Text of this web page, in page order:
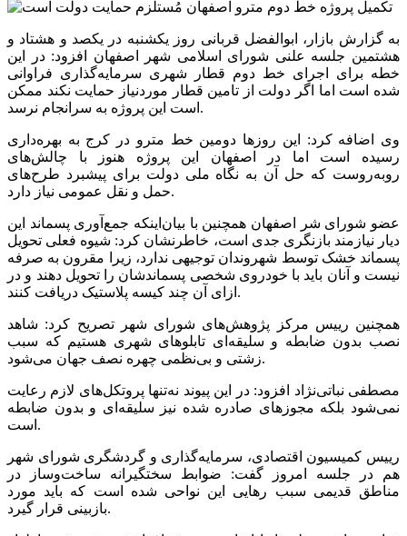
به گزارش بازار، ابوالفضل قربانی روز یکشنبه در یکصد و هشتاد و
هشتمین جلسه علنی شورای اسلامی شهر اصفهان افزود: در این
خطه برای اجرای خط دوم قطار شهری سرمایه‌گذاری فراوانی
شده است اما اگر دولت از تامین قطار موردنیاز حمایت نکند ممکن
است این پروژه به سرانجام نرسد.
وی اضافه کرد: این روزها دومین خط مترو در کرج به بهره‌داری
رسیده است اما در اصفهان این پروژه هنوز با چالش‌های
روبه‌روست که حل آن به نگاه ملی دولت برای پیشبرد طرح‌های
حمل و نقل عمومی نیاز دارد.
عضو شورای شر اصفهان همچنین با بیان‌اینکه جمع‌آوری پسماند این
دیار نیازمند بازنگری جدی است، خاطرنشان کرد: شیوه فعلی تحویل
پسماند خشک توسط شهروندان توجیهی ندارد، زیرا مقرون به صرفه
نیست و آنان باید با خودروی شخصی پسماندشان را تحویل دهند و در
ازای آن چند کیسه پلاستیک دریافت کنند.
همچنین رییس مرکز پژوهش‌های شورای شهر تصریح کرد: شاهد
نصب بدون ضابطه و سلیقه‌ای تابلوهای شهری هستیم که سبب
زشتی و بی‌نظمی چهره نصف جهان می‌شود.
مصطفی نباتی‌نژاد افزود: در این پیوند نه‌تنها پروتکل‌های لازم رعایت
نمی‌شود بلکه مجوزهای صادره شده نیز سلیقه‌ای و بدون ضابطه
است.
رییس کمیسیون اقتصادی، سرمایه‌گذاری و گردشگری شورای شهر
هم در جلسه امروز گفت: ضوابط سختگیرانه‌ ساخت‌وساز در
مناطق قدیمی سبب رهایی این نواحی شده است که باید مورد
بازبینی قرار گیرد.